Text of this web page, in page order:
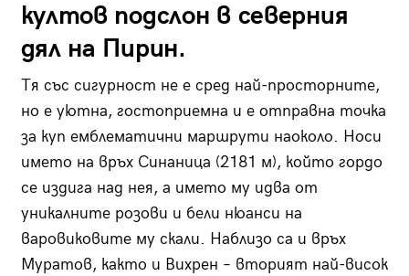
култов подслон в северния
дял на Пирин.
Тя със сигурност не е сред най-просторните,
но е уютна, гостоприемна и е отправна точка
за куп емблематични маршрути наоколо. Носи
името на връх Синаница (2181 м), който гордо
се издига над нея, а името му идва от
уникалните розови и бели нюанси на
варовиковите му скали. Наблизо са и връх
Муратов, както и Вихрен – вторият най-висок